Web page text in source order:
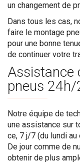
un changement de
Dans tous les cas,
faire le montage
pour une bonne
de continuer votre
Assistance
pneus
Notre équipe de
une assistance sur
ce, 7 j/7 (du lundi
De jour comme de
obtenir de plus